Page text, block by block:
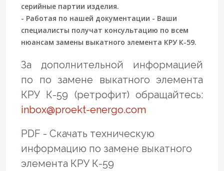
серийные партии изделия.
- Работая по нашей документации - Ваши
специалисты получат консультацию по всем
нюансам замены выкатного элемента КРУ К-59.
За дополнительной информацией
по по замене выкатного элемента
КРУ К-59 (ретрофит) обращайтесь:
inbox@proekt-energo.com
PDF - Скачать техническую
информацию по замене выкатного
элемента КРУ К-59